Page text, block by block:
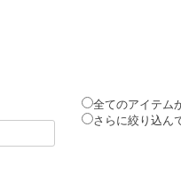
全てのアイテム
さらに絞り込ん